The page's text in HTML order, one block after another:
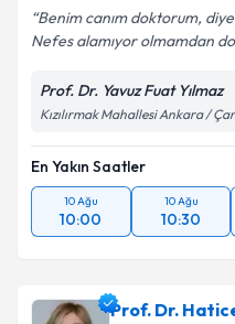
Benim canım doktorum,
Nefes alamıyor olmamdan
Prof. Dr. Yavuz Fuat Yılmaz
Kızılırmak Mahallesi Ankara /
En Yakın Saatler
10 Ağu
10:00
10 Ağu
10:30
Prof. Dr.